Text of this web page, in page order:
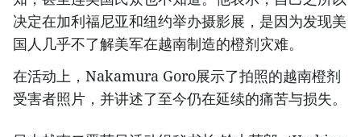
决定在加利福尼亚和纽约举办摄影展，是因为发现美
国人几乎不了解美军在越南制造的橙剂灾难。
在活动上，Nakamura Goro展示了拍照的越南橙剂
受害者照片，并讲述了至今仍在延续的痛苦与损失。